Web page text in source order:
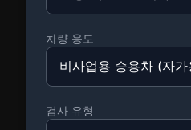
차량 용도
검사 유형